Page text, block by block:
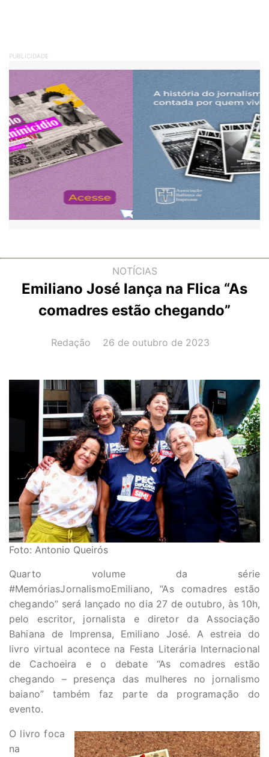
PUBLICIDADE
NOTÍCIAS
Emiliano José lança na Flica “As
comadres estão chegando”
AUTOR(A):
Redação DATA:
26 de outubro de 2023
Foto: Antonio Queirós
Quarto volume da série
#MemóriasJornalismoEmiliano, “As comadres estão
chegando” será lançado no dia 27 de outubro, às 10h,
pelo escritor, jornalista e diretor da Associação
Bahiana de Imprensa, Emiliano José. A estreia do
livro virtual acontece na Festa Literária Internacional
de Cachoeira e o debate “As comadres estão
chegando – presença das mulheres no jornalismo
baiano” também faz parte da programação do
evento.
O livro foca
na